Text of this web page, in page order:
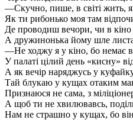
—Скучно, пише, в світі жить,
Як ти рибонько моя там
Де проводиш вечори, чи в кіно
А дружинонька йому шле
—Не ходжу я у кіно, бо немає
У палаті цілий день «кисну»
А як вечір наряджусь у
Тай блукаю у кущах отаким
Признаюся не сама, з
А щоб ти не хвилювавсь,
Нам не страшно у кущах, бо він